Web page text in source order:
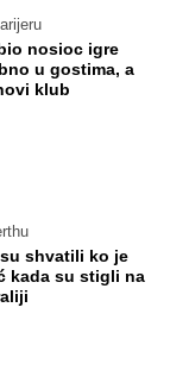
nosioc igre
u gostima, a
klub
shvatili ko je
kada su stigli na